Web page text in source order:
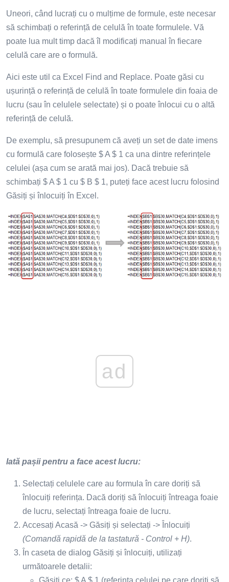
Uneori, când lucrați cu o mulțime de formule, este necesar
să schimbați o referință de celulă în toate formulele. Vă
poate lua mult timp dacă îl modificați manual în fiecare
celulă care are o formulă.
Aici este util ca Excel Find and Replace. Poate găsi cu
ușurință o referință de celulă în toate formulele din foaia de
lucru (sau în celulele selectate) și o poate înlocui cu o altă
referință de celulă.
De exemplu, să presupunem că aveți un set de date imens
cu formulă care folosește $ A $ 1 ca una dintre referințele
celulei (așa cum se arată mai jos). Dacă trebuie să
schimbați $ A $ 1 cu $ B $ 1, puteți face acest lucru folosind
Găsiți și înlocuiți în Excel.
ad
Iată pașii pentru a face acest lucru:
Selectați celulele care au formula în care doriți să
înlocuiți referința. Dacă doriți să înlocuiți întreaga foaie
de lucru, selectați întreaga foaie de lucru.
Accesați Acasă -> Găsiți și selectați -> Înlocuiți
(Comandă rapidă de la tastatură - Control + H).
În caseta de dialog Găsiți și înlocuiți, utilizați
următoarele detalii:
Găsiți ce: $ A $ 1 (referința celulei pe care doriți să